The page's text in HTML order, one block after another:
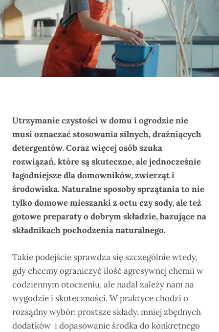
Utrzymanie czystości w domu i ogrodzie nie
musi oznaczać stosowania silnych, drażniących
detergentów. Coraz więcej osób szuka
rozwiązań, które są skuteczne, ale jednocześnie
łagodniejsze dla domowników, zwierząt i
środowiska. Naturalne sposoby sprzątania to nie
tylko domowe mieszanki z octu czy sody, ale też
gotowe preparaty o dobrym składzie, bazujące na
składnikach pochodzenia naturalnego.
Takie podejście sprawdza się szczególnie wtedy,
gdy chcemy ograniczyć ilość agresywnej chemii w
codziennym otoczeniu, ale nadal zależy nam na
wygodzie i skuteczności. W praktyce chodzi o
rozsądny wybór: prostsze składy, mniej zbędnych
dodatków i dopasowanie środka do konkretnego